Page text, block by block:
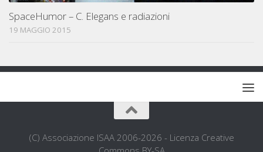
SpaceHumor – C. Elegans e radiazioni
19 MAGGIO 2015
(C) Associazione ISAA 2006-2026 - Licenza Creative